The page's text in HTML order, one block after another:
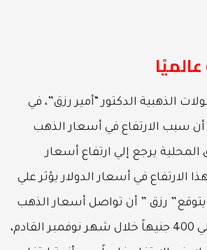
الذهبية الدكتور “أمير رزق”، في
سبب الارتفاع في أسعار الذهب
المحلية يرجع إلي ارتفاع أسعار
الارتفاع في أسعار الدولار يؤثر علي
رزق ” أن تواصل أسعار الذهب
في الارتفاع لتصل إلي 400 جنيهاً خلال شهر نوفمبر القادم،